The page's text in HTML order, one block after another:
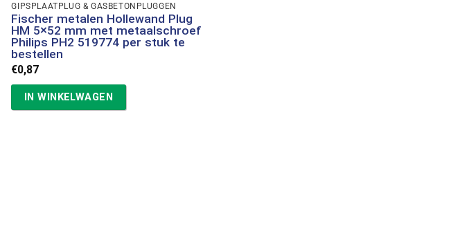
GIPSPLAATPLUG & GASBETONPLUGGEN
Fischer metalen Hollewand Plug
HM 5×52 mm met metaalschroef
Philips PH2 519774 per stuk te
bestellen
€0,87
IN WINKELWAGEN